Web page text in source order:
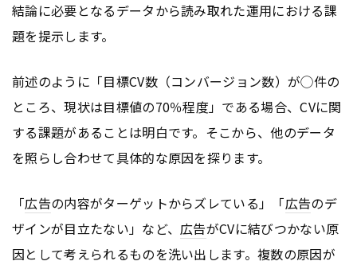
結論に必要となるデータから読み取れた運用における課
題を提示します。
前述のように「目標CV数（コンバージョン数）が◯件の
ところ、現状は目標値の70％程度」である場合、CVに関
する課題があることは明白です。そこから、他のデータ
を照らし合わせて具体的な原因を探ります。
「広告の内容がターゲットからズレている」「広告のデ
ザインが目立たない」など、広告がCVに結びつかない原
因として考えられるものを洗い出します。複数の原因が